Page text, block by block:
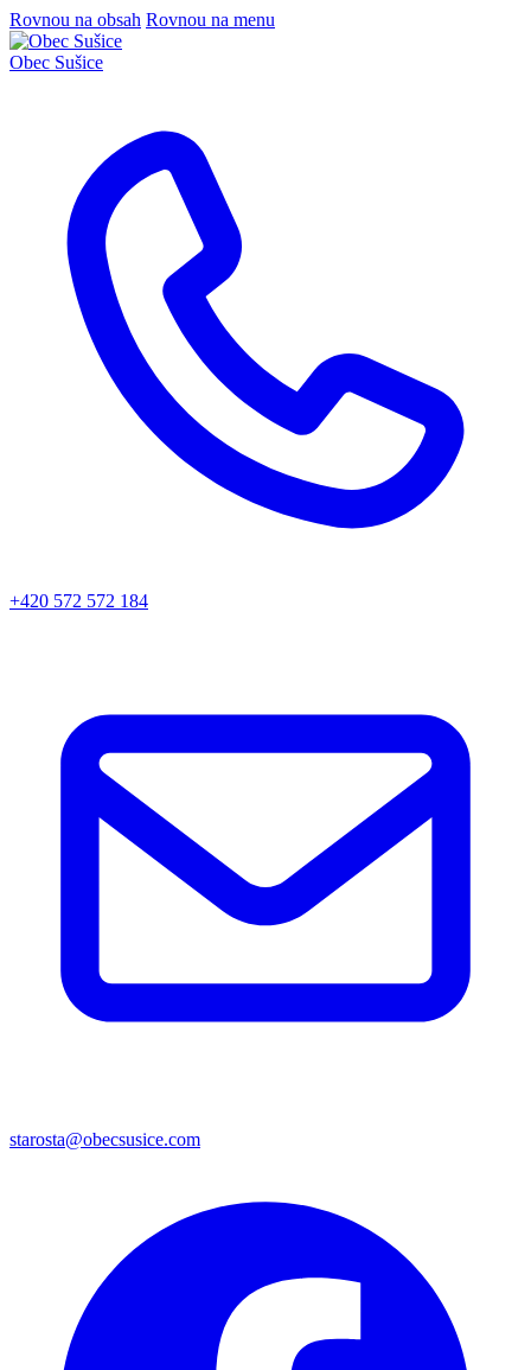
Rovnou na obsah Rovnou na menu
Obec Sušice
+420 572 572 184
starosta@obecsusice.com